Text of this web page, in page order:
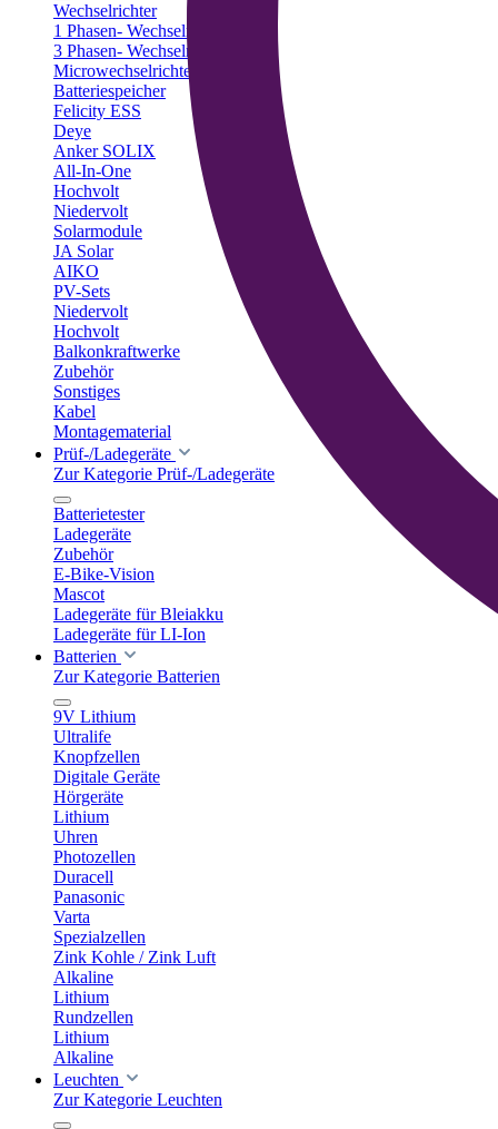
Wechselrichter
1 Phasen- Wechselrichter
3 Phasen- Wechselrichter
Microwechselrichter
Batteriespeicher
Felicity ESS
Deye
Anker SOLIX
All-In-One
Hochvolt
Niedervolt
Solarmodule
JA Solar
AIKO
PV-Sets
Niedervolt
Hochvolt
Balkonkraftwerke
Zubehör
Sonstiges
Kabel
Montagematerial
Prüf-/Ladegeräte
Zur Kategorie Prüf-/Ladegeräte
Batterietester
Ladegeräte
Zubehör
E-Bike-Vision
Mascot
Ladegeräte für Bleiakku
Ladegeräte für LI-Ion
Batterien
Zur Kategorie Batterien
9V Lithium
Ultralife
Knopfzellen
Digitale Geräte
Hörgeräte
Lithium
Uhren
Photozellen
Duracell
Panasonic
Varta
Spezialzellen
Zink Kohle / Zink Luft
Alkaline
Lithium
Rundzellen
Lithium
Alkaline
Leuchten
Zur Kategorie Leuchten